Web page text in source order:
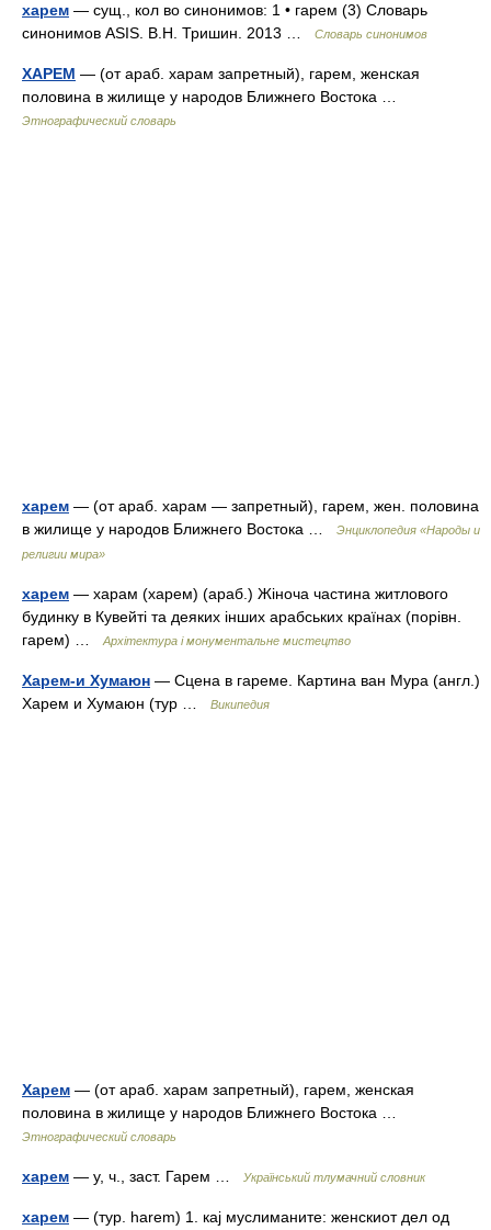
харем — сущ., кол во синонимов: 1 • гарем (3) Словарь
синонимов ASIS. В.Н. Тришин. 2013 …
Словарь синонимов
ХАРЕМ — (от араб. харам запретный), гарем, женская
половина в жилище у народов Ближнего Востока …
Этнографический словарь
харем — (от араб. харам — запретный), гарем, жен. половина
в жилище у народов Ближнего Востока …
Энциклопедия «Народы и
религии мира»
харем — харам (харем) (араб.) Жіноча частина житлового
будинку в Кувейті та деяких інших арабських країнах (порівн.
гарем) …
Архітектура і монументальне мистецтво
Харем-и Хумаюн — Сцена в гареме. Картина ван Мура (англ.)
Харем и Хумаюн (тур …
Википедия
Харем — (от араб. харам запретный), гарем, женская
половина в жилище у народов Ближнего Востока …
Этнографический словарь
харем — у, ч., заст. Гарем … Український тлумачний словник
харем — (тур. harem) 1. кај муслиманите: женскиот дел од